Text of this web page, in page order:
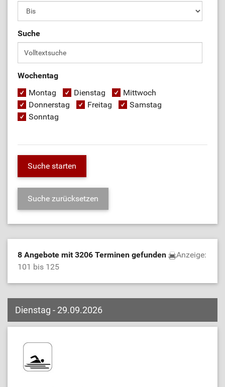
Suche
Wochentag
Montag
Dienstag
Mittwoch
Donnerstag
Freitag
Samstag
Sonntag
8 Angebote mit 3206 Terminen gefunden
Anzeige:
101 bis 125
Dienstag - 29.09.2026